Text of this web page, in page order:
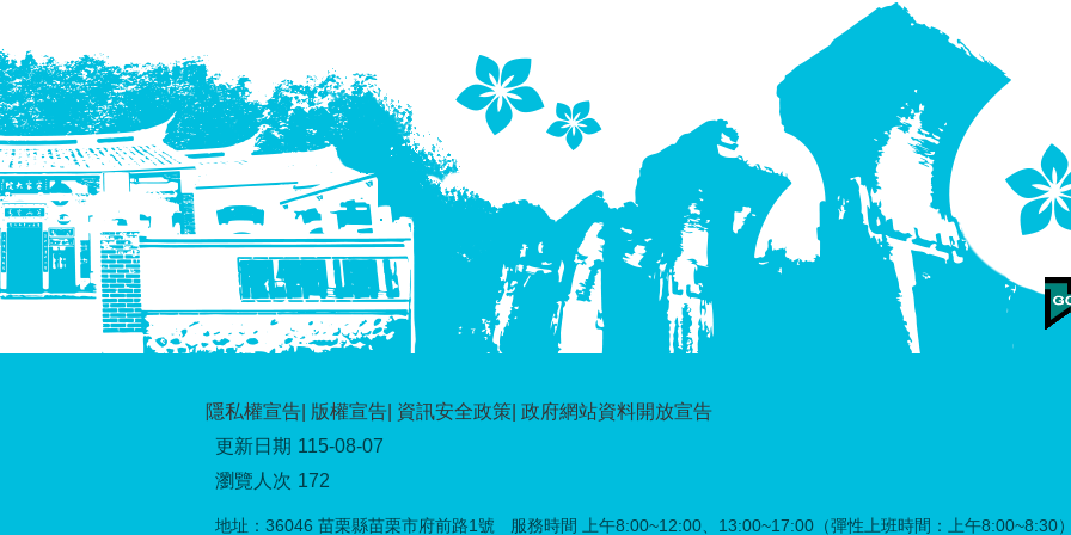
隱私權宣告 版權宣告 資訊安全政策 政府網站資料開放宣告
更新日期 115-08-07
瀏覽人次 172
地址：36046 苗栗縣苗栗市府前路1號 服務時間 上午8:00~12:00、13:00~17:00（彈性上班時間：上午8:00~8:30